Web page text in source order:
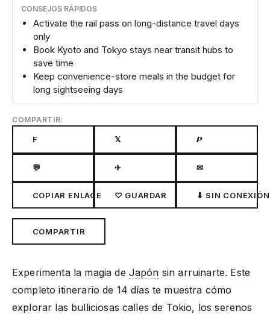
CONSEJOS RÁPIDOS
Activate the rail pass on long-distance travel days
only
Book Kyoto and Tokyo stays near transit hubs to
save time
Keep convenience-store meals in the budget for
long sightseeing days
COMPARTIR:
F 𝕏 𝙋
💬 ✈ ✉
COPIAR ENLACE ♡ GUARDAR ⬇ SIN CONEXIÓN
COMPARTIR
Experimenta la magia de Japón sin arruinarte. Este
completo itinerario de 14 días te muestra cómo
explorar las bulliciosas calles de Tokio, los serenos